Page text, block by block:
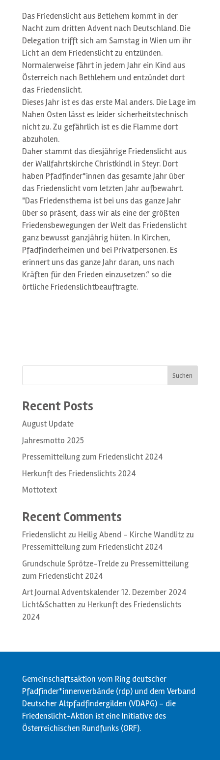
Das Friedenslicht aus Betlehem kommt in der
Nacht zum dritten Advent nach Deutschland. Die
Delegation trifft sich am Samstag in Wien um ihr
Licht an dem Friedenslicht zu entzünden.
Normalerweise fährt in jedem Jahr ein Kind aus
Österreich nach Bethlehem und entzündet dort
das Friedenslicht.
Dieses Jahr ist es das erste Mal anders. Die Lage im
Nahen Osten lässt es leider sicherheitstechnisch
nicht zu. Zu gefährlich ist es die Flamme dort
abzuholen.
Daher stammt das diesjährige Friedenslicht aus
der Wallfahrtskirche Christkindl in Steyr. Dort
haben Pfadfinder*innen das gesamte Jahr über
das Friedenslicht vom letzten Jahr aufbewahrt.
"Das Friedensthema ist bei uns das ganze Jahr
über so präsent, dass wir als eine der größten
Friedensbewegungen der Welt das Friedenslicht
ganz bewusst ganzjährig hüten. In Kirchen,
Pfadfinderheimen und bei Privatpersonen. Es
erinnert uns das ganze Jahr daran, uns nach
Kräften für den Frieden einzusetzen.“ so die
örtliche Friedenslichtbeauftragte.
Suchen
Recent Posts
August Update
Jahresmotto 2025
Pressemitteilung zum Friedenslicht 2024
Herkunft des Friedenslichts 2024
Mottotext
Recent Comments
Friedenslicht zu Heilig Abend – Kirche Wandlitzzu
Pressemitteilung zum Friedenslicht 2024
Grundschule Sprötze-Treldezu Pressemitteilung
zum Friedenslicht 2024
Art Journal Adventskalender 12. Dezember 2024
Licht&Schatten zu Herkunft des Friedenslichts
2024
Gemeinschaftsaktion vom Ring deutscher
Pfadfinder*innenverbände (rdp) und dem Verband
Deutscher Altpfadfindergilden (VDAPG) - die
Friedenslicht-Aktion ist eine Initiative des
Österreichischen Rundfunks (ORF).